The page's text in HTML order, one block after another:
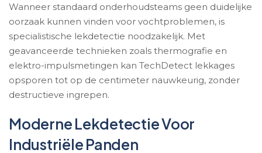
Wanneer standaard onderhoudsteams geen duidelijke
oorzaak kunnen vinden voor vochtproblemen, is
specialistische lekdetectie noodzakelijk. Met
geavanceerde technieken zoals thermografie en
elektro-impulsmetingen kan TechDetect lekkages
opsporen tot op de centimeter nauwkeurig, zonder
destructieve ingrepen.
Moderne Lekdetectie Voor
Industriële Panden